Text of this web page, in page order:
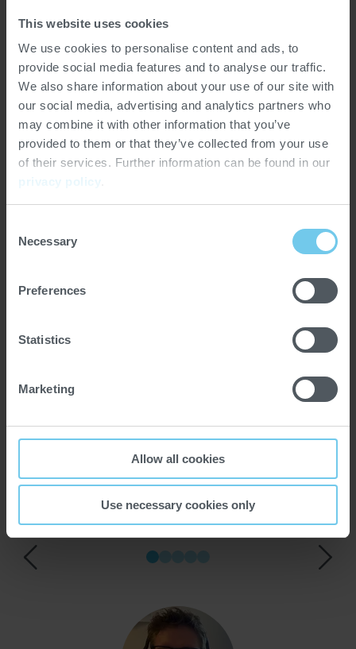
This website uses cookies
We use cookies to personalise content and ads, to
provide social media features and to analyse our traffic.
We also share information about your use of our site with
our social media, advertising and analytics partners who
may combine it with other information that you’ve
provided to them or that they’ve collected from your use
of their services. Further information can be found in our
privacy policy
Selection
Necessary
Preferences
Statistics
Marketing
Allow all cookies
Use necessary cookies only
€450.000
Jährliche Investitionen in Ausbildung und
Entwicklung
EINBLICKE UND
ERFAHRUNGEN AUS DEM
TEAM
Vorheriger